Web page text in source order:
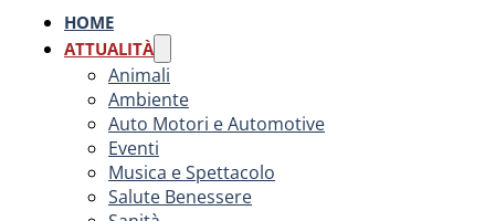
HOME
ATTUALITÀ
Animali
Ambiente
Auto Motori e Automotive
Eventi
Musica e Spettacolo
Salute Benessere